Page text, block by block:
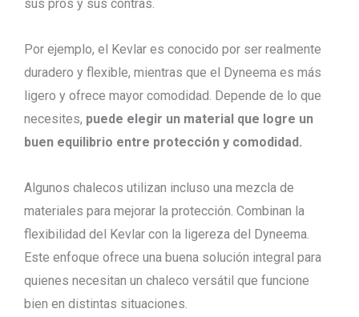
sus pros y sus contras.
Por ejemplo, el Kevlar es conocido por ser realmente
duradero y flexible, mientras que el Dyneema es más
ligero y ofrece mayor comodidad. Depende de lo que
necesites, puede elegir un material que logre un
buen equilibrio entre protección y comodidad.
Algunos chalecos utilizan incluso una mezcla de
materiales para mejorar la protección. Combinan la
flexibilidad del Kevlar con la ligereza del Dyneema.
Este enfoque ofrece una buena solución integral para
quienes necesitan un chaleco versátil que funcione
bien en distintas situaciones.